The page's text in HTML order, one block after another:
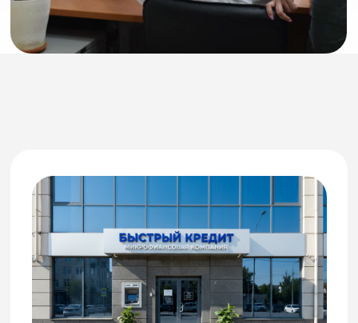
получения WA, Tg, Max и получите полный
список с документами, отзывами и
результатами проверки.
Получить список